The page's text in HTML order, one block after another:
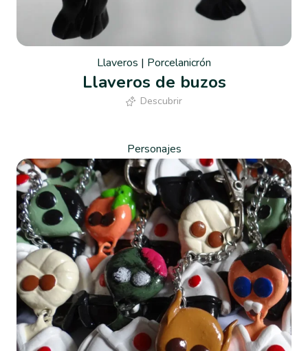
Llaveros | Porcelanicrón
Llaveros de buzos
Descubrir
Personajes